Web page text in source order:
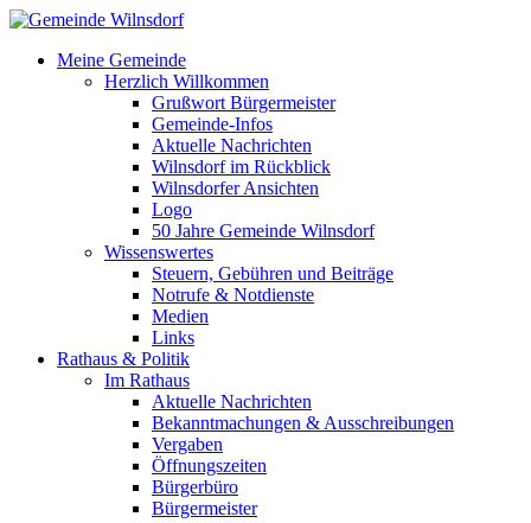
Meine Gemeinde
Herzlich Willkommen
Grußwort Bürgermeister
Gemeinde-Infos
Aktuelle Nachrichten
Wilnsdorf im Rückblick
Wilnsdorfer Ansichten
Logo
50 Jahre Gemeinde Wilnsdorf
Wissenswertes
Steuern, Gebühren und Beiträge
Notrufe & Notdienste
Medien
Links
Rathaus & Politik
Im Rathaus
Aktuelle Nachrichten
Bekanntmachungen & Ausschreibungen
Vergaben
Öffnungszeiten
Bürgerbüro
Bürgermeister